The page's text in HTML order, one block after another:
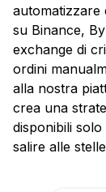
automatizzare
su Binance,
exchange di
ordini
alla nostra
crea una
disponibili
salire alle